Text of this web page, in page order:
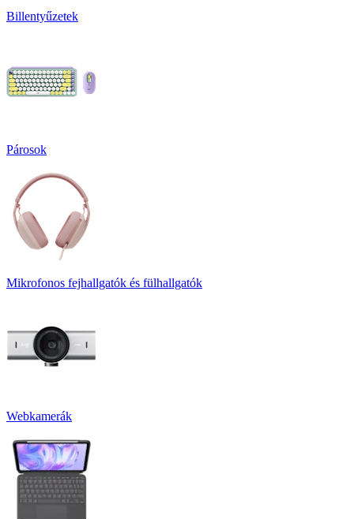
Billentyűzetek
Párosok
Mikrofonos fejhallgatók és fülhallgatók
Webkamerák